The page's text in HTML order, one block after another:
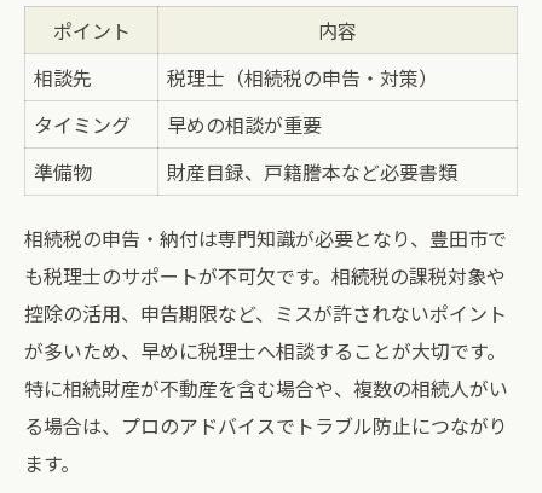
ポイント
内容
相談先
税理士（相続税の申告・対策）
タイミング
早めの相談が重要
準備物
財産目録、戸籍謄本など必要書類
相続税の申告・納付は専門知識が必要となり、豊田市で
も税理士のサポートが不可欠です。相続税の課税対象や
控除の活用、申告期限など、ミスが許されないポイント
が多いため、早めに税理士へ相談することが大切です。
特に相続財産が不動産を含む場合や、複数の相続人がい
る場合は、プロのアドバイスでトラブル防止につながり
ます。